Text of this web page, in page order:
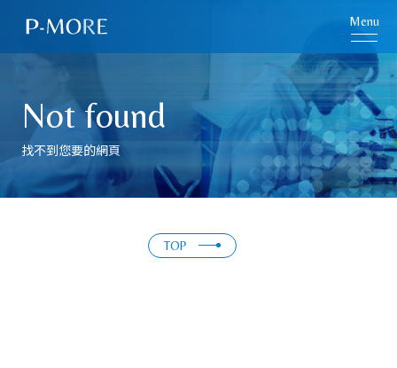
Menu
Not found
找不到您要的網頁
TOP